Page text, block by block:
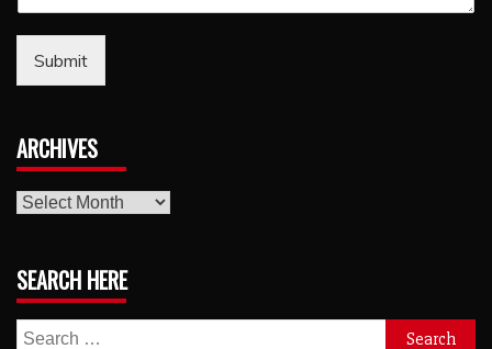
Submit
ARCHIVES
archives
SEARCH HERE
Search